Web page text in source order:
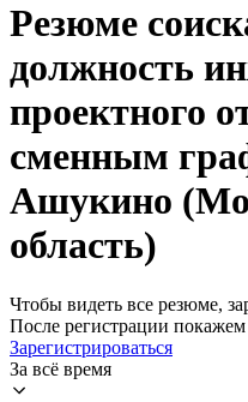
Резюме
должность
проектного
сменным
Ашукино
область)
Чтобы видеть все резюме,
После регистрации
Зарегистрироваться
За всё время